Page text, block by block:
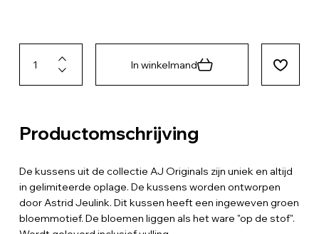
In winkelmand
Productomschrijving
De kussens uit de collectie AJ Originals zijn uniek en altijd
in gelimiteerde oplage. De kussens worden ontworpen
door Astrid Jeulink. Dit kussen heeft een ingeweven groen
bloemmotief. De bloemen liggen als het ware "op de stof".